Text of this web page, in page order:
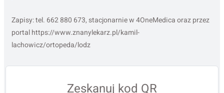
Zapisy: tel. 662 880 673, stacjonarnie w 4OneMedica oraz przez
portal https://www.znanylekarz.pl/kamil-
lachowicz/ortopeda/lodz
Zeskanuj kod QR